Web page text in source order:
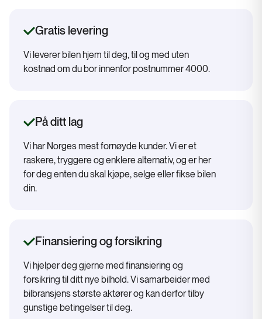
Gratis levering
Vi leverer bilen hjem til deg, til og med uten
kostnad om du bor innenfor postnummer 4000.
På ditt lag
Vi har Norges mest fornøyde kunder. Vi er et
raskere, tryggere og enklere alternativ, og er her
for deg enten du skal kjøpe, selge eller fikse bilen
din.
Finansiering og forsikring
Vi hjelper deg gjerne med finansiering og
forsikring til ditt nye bilhold. Vi samarbeider med
bilbransjens største aktører og kan derfor tilby
gunstige betingelser til deg.